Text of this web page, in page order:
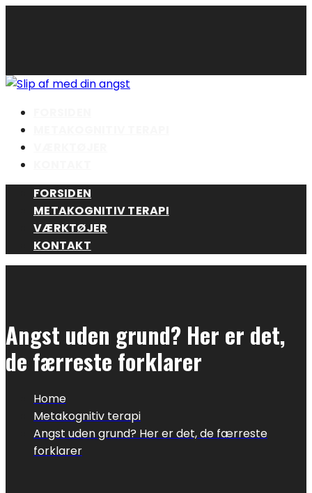
FORSIDEN
METAKOGNITIV TERAPI
VÆRKTØJER
KONTAKT
Angst uden grund? Her er det,
de færreste forklarer
Home
Metakognitiv terapi
Angst uden grund? Her er det, de færreste
forklarer